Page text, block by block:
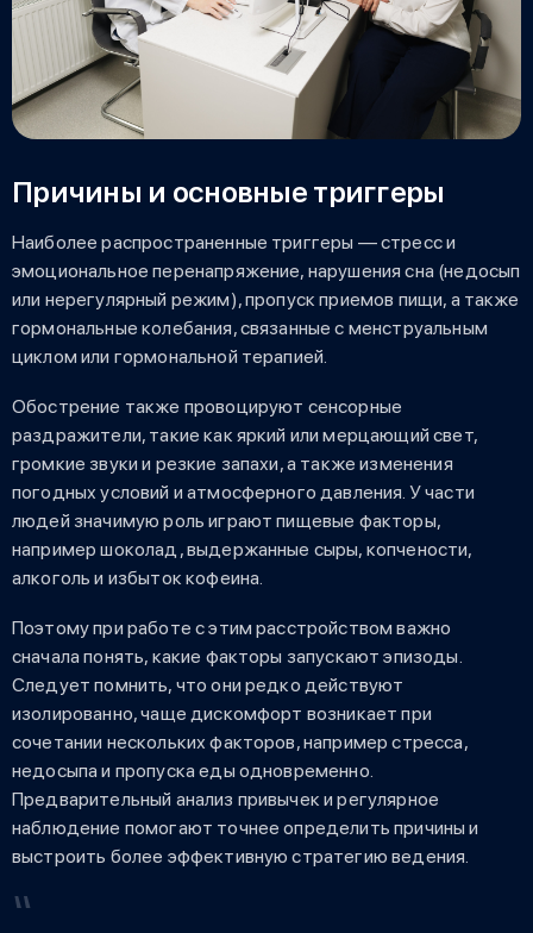
Причины и основные триггеры
Наиболее распространенные триггеры — стресс и
эмоциональное перенапряжение, нарушения сна (недосып
или нерегулярный режим), пропуск приемов пищи, а также
гормональные колебания, связанные с менструальным
циклом или гормональной терапией.
Обострение также провоцируют сенсорные
раздражители, такие как яркий или мерцающий свет,
громкие звуки и резкие запахи, а также изменения
погодных условий и атмосферного давления. У части
людей значимую роль играют пищевые факторы,
например шоколад, выдержанные сыры, копчености,
алкоголь и избыток кофеина.
Поэтому при работе с этим расстройством важно
сначала понять, какие факторы запускают эпизоды.
Следует помнить, что они редко действуют
изолированно, чаще дискомфорт возникает при
сочетании нескольких факторов, например стресса,
недосыпа и пропуска еды одновременно.
Предварительный анализ привычек и регулярное
наблюдение помогают точнее определить причины и
выстроить более эффективную стратегию ведения.